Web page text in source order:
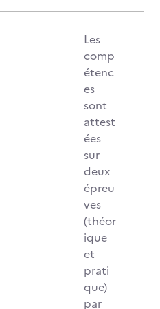
Les
comp
étenc
es
sont
attest
ées
sur
deux
épreu
ves
(théor
ique
et
prati
que)
par